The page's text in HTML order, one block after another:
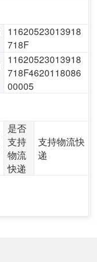
11620523013918
718F
11620523013918
718F4620118086
00005
是否
支持
物流
快递
支持物流快
递